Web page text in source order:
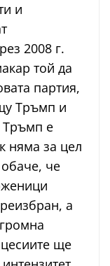
и
2008 г.
той да
партия,
Тръмп и
Тръмп е
няма за цел
че
а
ще